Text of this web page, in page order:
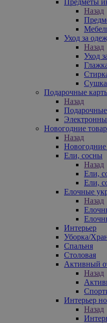
Назад
Уход за
Назад
Уход
Сушка
Подарочные
Назад
Новогодние
Назад
Ели, сосны
Назад
Ели,
Ели,
Елочные
Назад
Интерьер
Уборка/
Спальня
Столовая
Активный
Назад
Интерьер
Назад